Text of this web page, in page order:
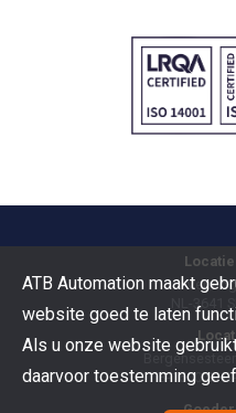
NL-3641
B-1600
ATB Automation maakt
website goed te laten
Als u onze website
daarvoor toestemming